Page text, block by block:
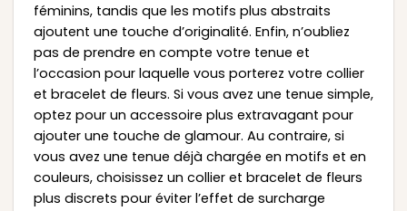
féminins, tandis que les motifs plus abstraits
ajoutent une touche d’originalité. Enfin, n’oubliez
pas de prendre en compte votre tenue et
l’occasion pour laquelle vous porterez votre collier
et bracelet de fleurs. Si vous avez une tenue simple,
optez pour un accessoire plus extravagant pour
ajouter une touche de glamour. Au contraire, si
vous avez une tenue déjà chargée en motifs et en
couleurs, choisissez un collier et bracelet de fleurs
plus discrets pour éviter l’effet de surcharge